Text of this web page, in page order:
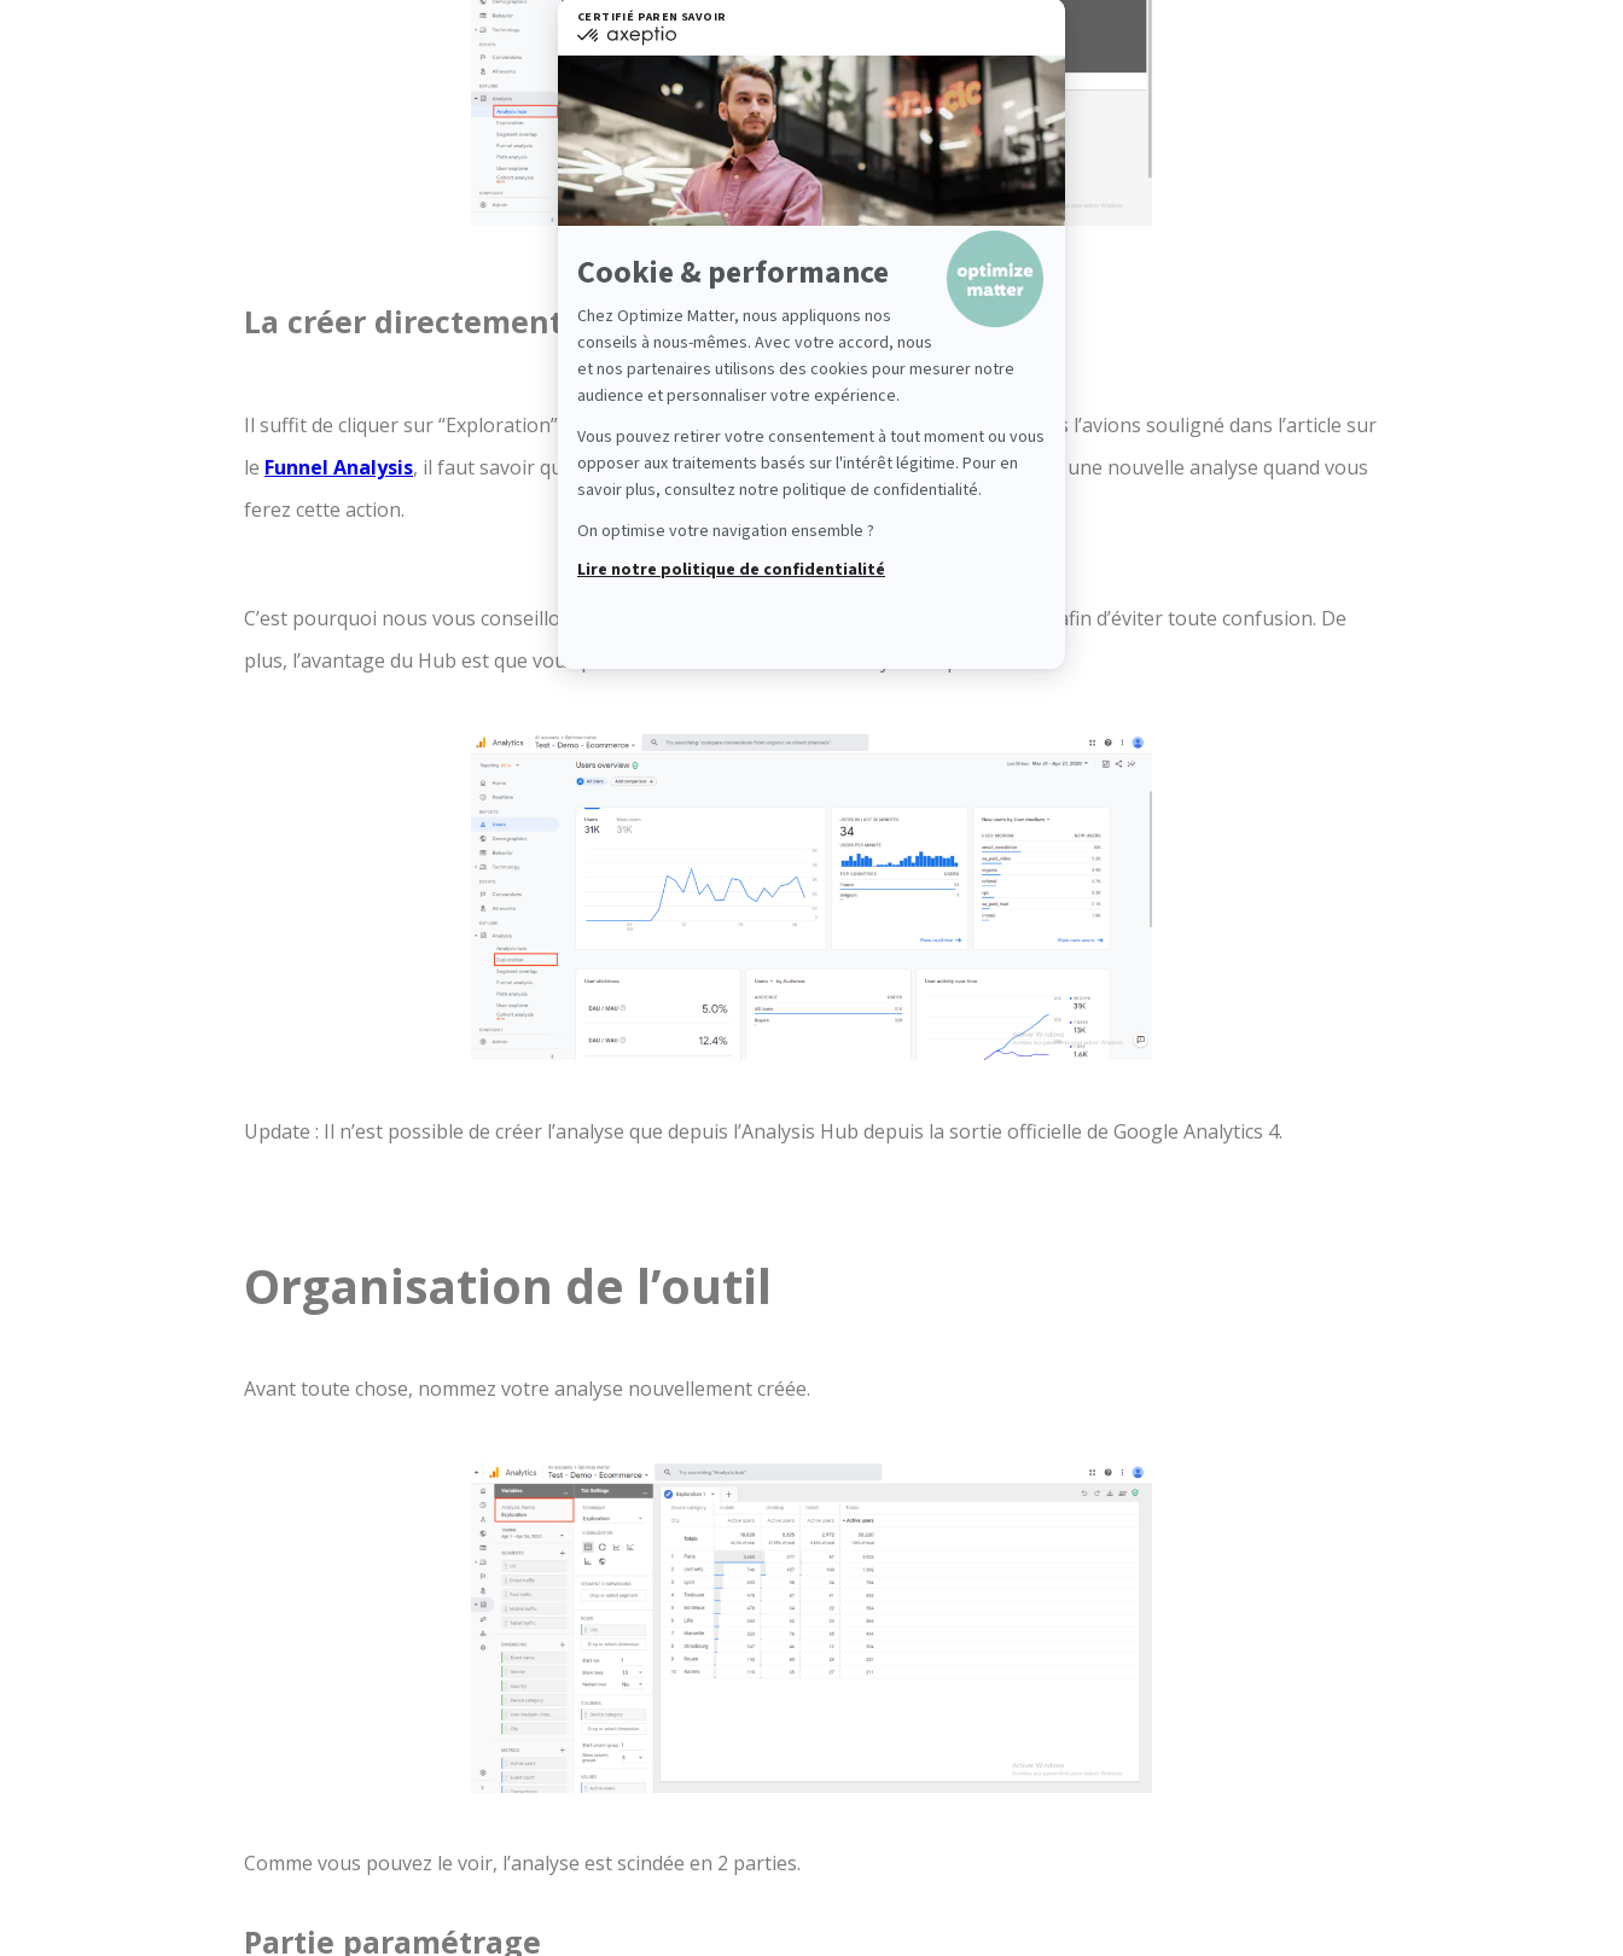
La créer directement en cliquant sur Exploration
Il suffit de cliquer sur “Exploration” dans la barre verticale à gauche de l’écran. Comme nous l’avions souligné dans l’article sur
le Funnel Analysis, il faut savoir que Google Analytics 4 (ex App+Web) créera à chaque fois une nouvelle analyse quand vous
ferez cette action.
C’est pourquoi nous vous conseillons de toujours créer une analyse depuis l’Analysis Hub afin d’éviter toute confusion. De
plus, l’avantage du Hub est que vous pouvez accéder à toutes vos analyses depuis celui-ci.
Update : Il n’est possible de créer l’analyse que depuis l’Analysis Hub depuis la sortie officielle de Google Analytics 4.
Organisation de l’outil
Avant toute chose, nommez votre analyse nouvellement créée.
Comme vous pouvez le voir, l’analyse est scindée en 2 parties.
Partie paramétrage